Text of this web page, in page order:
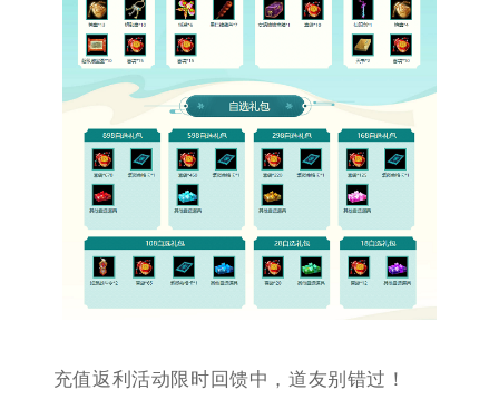
充值返利活动限时回馈中，道友别错过！